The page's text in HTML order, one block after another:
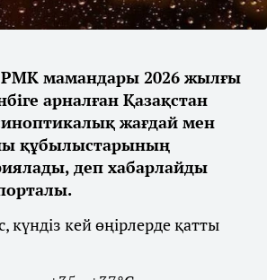
РМК мамандары 2026 жылғы
арналған Қазақстан
жағдай мен
құбылыстарының
деп хабарлайды
күндіз кей өңірлерде қатты